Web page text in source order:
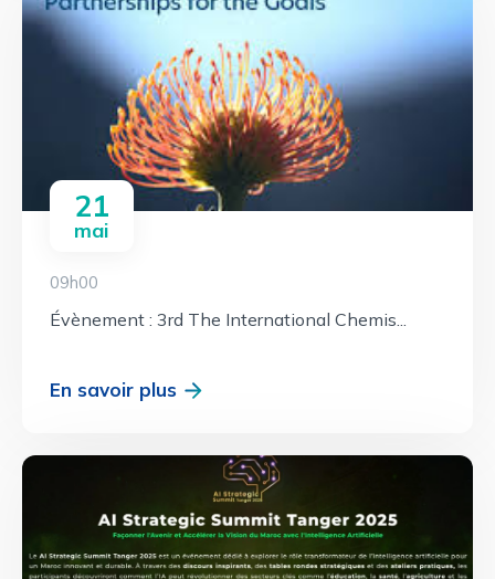
21
mai
09h00
Évènement : 3rd The International Chemis...
En savoir plus